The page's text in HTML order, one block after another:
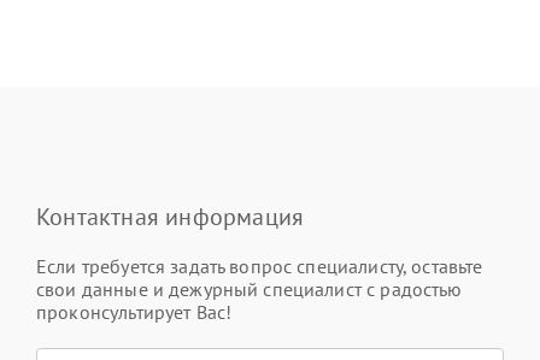
Контактная информация
Если требуется задать вопрос специалисту, оставьте
свои данные и дежурный специалист с радостью
проконсультирует Вас!